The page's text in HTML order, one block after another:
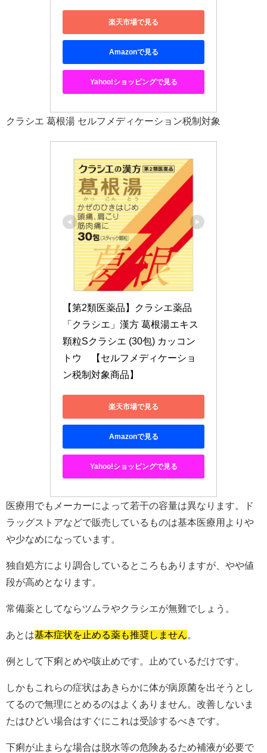
楽天市場で見る
Amazonで見る
Yahoo!ショッピングで見る
クラシエ 葛根湯 セルフメディケーション税制対象
【第2類医薬品】クラシエ薬品
「クラシエ」漢方 葛根湯エキス
顆粒Sクラシエ (30包) カッコン
トウ　【セルフメディケーショ
ン税制対象商品】
楽天市場で見る
Amazonで見る
Yahoo!ショッピングで見る
医療用でもメーカーによって若干の容量は異なります。ド
ラッグストアなどで販売しているものは基本医療用よりや
や少なめになっています。
独自処方により調合しているところもありますが、やや値
段が高めとなります。
常備薬としてならツムラやクラシエが無難でしょう。
あとは基本症状を止める薬も推奨しません
例として下痢とめや咳止めです。止めているだけです。
しかもこれらの症状はあきらかに体が病原菌を出そうとし
てるので無理にとめるのはよくありません。改善しないま
たはひどい場合はすぐにこれは受診するべきです。
下痢が止まらな場合は脱水等の危険あるため補液が必要で